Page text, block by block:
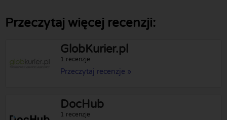
Przeczytaj więcej recenzji:
GlobKurier.pl
1 recenzje
Przeczytaj recenzje »
DocHub
1 recenzje